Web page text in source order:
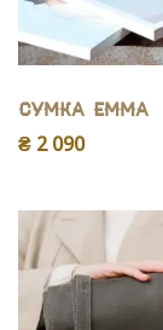
Сумка Емма
₴ 2 090